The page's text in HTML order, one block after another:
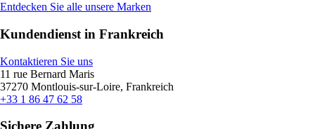
Entdecken Sie alle unsere Marken
Kundendienst in Frankreich
Kontaktieren Sie uns
11 rue Bernard Maris
37270 Montlouis-sur-Loire, Frankreich
+33 1 86 47 62 58
Sichere Zahlung